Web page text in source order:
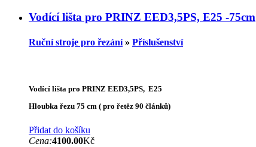
Vodící lišta pro PRINZ EED3,5PS, E25 -75cm
Ruční stroje pro řezání» Příslušenství
Vodící lišta pro PRINZ EED3,5PS, E25
Hloubka řezu 75 cm ( pro řetěz 90 článků)
Přidat do košíku
Cena:4100.00Kč